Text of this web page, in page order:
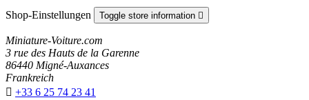
Shop-Einstellungen Toggle store information 
Miniature-Voiture.com
3 rue des Hauts de la Garenne
86440 Migné-Auxances
Frankreich
 +33 6 25 74 23 41